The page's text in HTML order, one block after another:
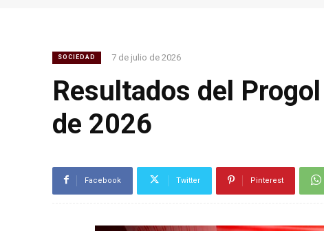
SOCIEDAD 7 de julio de 2026
Resultados del
de 2026
Facebook Twitter Pinterest